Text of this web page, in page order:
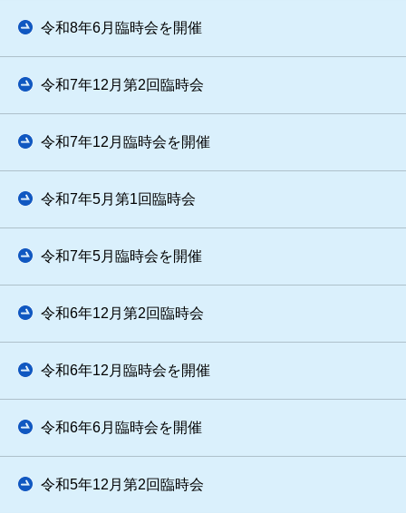
令和8年6月臨時会を開催
令和7年12月第2回臨時会
令和7年12月臨時会を開催
令和7年5月第1回臨時会
令和7年5月臨時会を開催
令和6年12月第2回臨時会
令和6年12月臨時会を開催
令和6年6月臨時会を開催
令和5年12月第2回臨時会